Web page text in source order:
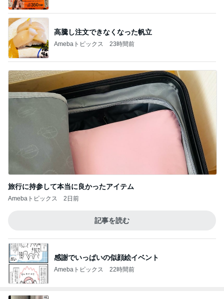
高騰し注文できなくなった帆立
Amebaトピックス 23時間前
旅行に持参して本当に良かったアイテム
Amebaトピックス 2日前
記事を読む
感謝でいっぱいの似顔絵イベント
Amebaトピックス 22時間前